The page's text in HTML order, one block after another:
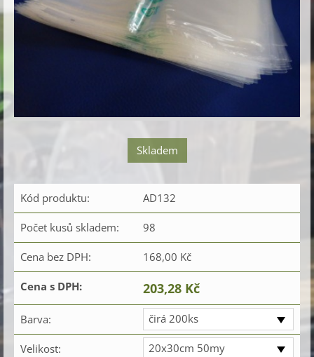
Skladem
Kód produktu: AD132
Počet kusů skladem: 98
Cena bez DPH: 168,00 Kč
Cena s DPH: 203,28 Kč
Barva: čirá 200ks
Velikost: 20x30cm 50my